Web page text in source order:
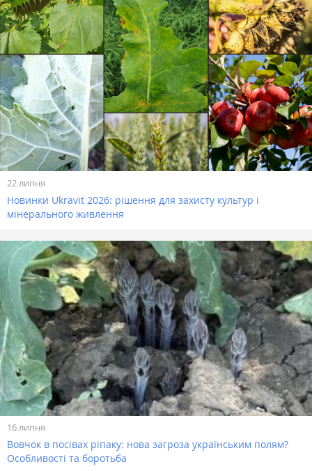
22 липня
Новинки Ukravit 2026: рішення для захисту культур і
мінерального живлення
16 липня
Вовчок в посівах ріпаку: нова загроза українським полям?
Особливості та боротьба